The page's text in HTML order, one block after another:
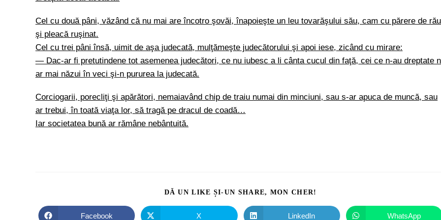
Cel cu două pâni, văzând că nu mai are încotro şovăi, înapoieşte un leu tovarăşului său, cam cu părere de
şi pleacă ruşinat.
Cel cu trei pâni însă, uimit de aşa judecată, mulţămeşte judecătorului şi apoi iese, zicând cu mirare:
— Dac-ar fi pretutindene tot asemenea judecători, ce nu iubesc a li cânta cucul din faţă, cei ce n-au dreptate
ar mai năzui în veci şi-n pururea la judecată.
Corciogarii, porecliţi şi apărători, nemaiavând chip de traiu numai din minciuni, sau s-ar apuca de muncă, sau
ar trebui, în toată viaţa lor, să tragă pe dracul de coadă…
Iar societatea bună ar rămâne nebântuită.
DĂ UN LIKE ȘI-UN SHARE, MON CHER!
Facebook X LinkedIn WhatsApp